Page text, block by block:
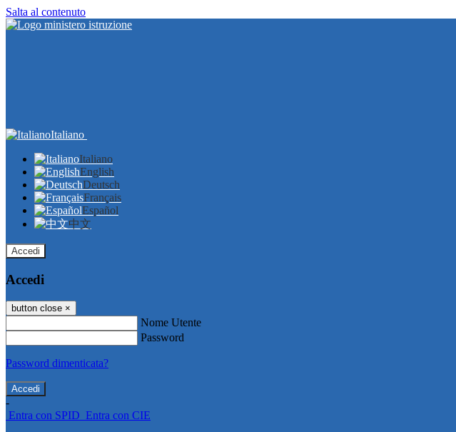
Salta al contenuto
Italiano
Italiano
English
Deutsch
Français
Español
中文
Accedi
Accedi
button close ×
Nome Utente
Password
Password dimenticata?
-
Entra con SPID Entra con CIE